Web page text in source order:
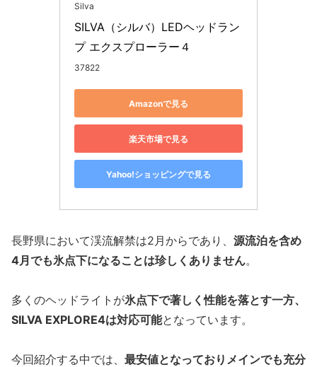
Silva
SILVA（シルバ）LEDヘッドラン
プ エクスプローラー４
37822
Amazonで見る
楽天市場で見る
Yahoo!ショッピングで見る
長野県において渓流解禁は2月からであり、 源流泊を含め
4月でも氷点下になることは珍しくありません。
多くのヘッドライトが氷点下で著しく性能を落とす一方、
SILVA EXPLORE4は対応可能となっています。
今回紹介する中では、 最安値となっておりメインでも充分